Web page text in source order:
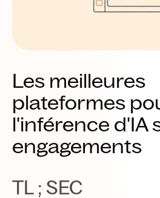
Les meilleures
plateformes
l'inférence d'IA
engagements
TL ; SEC